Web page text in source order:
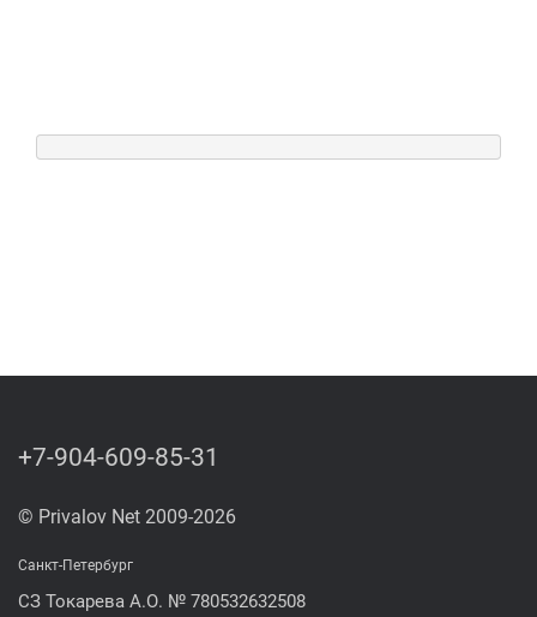
+7-904-609-85-31
© Privalov Net 2009-2026
Санкт-Петербург
СЗ Токарева А.О. № 780532632508